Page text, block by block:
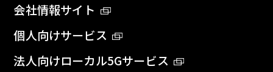
会社情報サイト
個人向けサービス
法人向けローカル5Gサービス